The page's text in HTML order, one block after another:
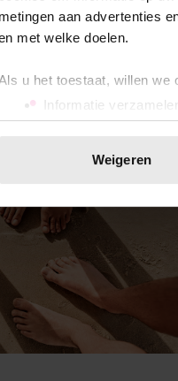
metingen aan advertenties
met welke doelen.
u het toestaat, willen we
Informatie
Uw apparaat
toestemming op elk
We gebruiken cookies om
websiteverkeer te
media, adverteren en
verstrekt of die ze hebben
onze website blijft gebruiken.
Weigeren
OP SOCIAL